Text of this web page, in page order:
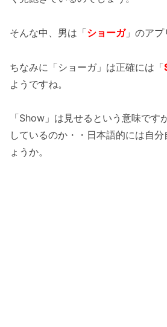
そんな中、男は「ショーガ」のアプ
ちなみに「ショーガ」は正確には「
ようですね。
「Show」は見せるという意味です
しているのか・・日本語的には自
ょうか。